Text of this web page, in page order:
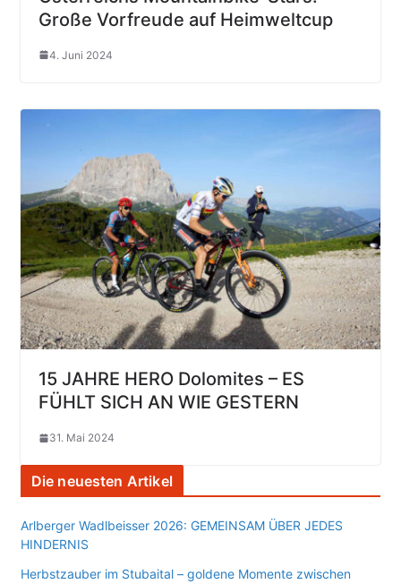
Große Vorfreude auf Heimweltcup
4. Juni 2024
15 JAHRE HERO Dolomites – ES
FÜHLT SICH AN WIE GESTERN
31. Mai 2024
Die neuesten Artikel
Arlberger Wadlbeisser 2026: GEMEINSAM ÜBER JEDES
HINDERNIS
Herbstzauber im Stubaital – goldene Momente zwischen